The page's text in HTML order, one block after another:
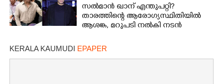
സൽമാൻ ഖാന് എന്തുപറ്റി?
താരത്തിന്റെ ആരോഗ്യസ്ഥിതിയിൽ
ആശങ്ക, മറുപടി നൽകി നടൻ
KERALA KAUMUDI EPAPER